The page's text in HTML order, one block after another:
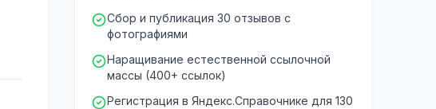
Сбор и публикация 30 отзывов с
фотографиями
Наращивание естественной ссылочной
массы (400+ ссылок)
Регистрация в Яндекс.Справочнике для 130